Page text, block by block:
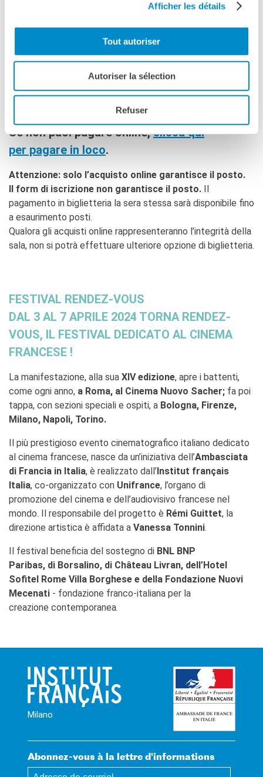
Afficher les détails
Tout autoriser
Autoriser la sélection
Refuser
Clicca qui sotto per acquistare
il biglietto online
In caso di problematiche per l’iscrizione la invitiamo a
contattarci telefonicamente allo 02 48 59 19 40 o
all’indirizzomilano@institutfrancais.it.
Se non puoi pagare online,clicca qui
per pagare in loco.
Attenzione: solo l’acquisto online garantisce il posto.
Il form di iscrizione non garantisce il posto. Il
pagamento in biglietteria la sera stessa sarà disponibile fino
a esaurimento posti.
Qualora gli acquisti online rappresenteranno l’integrità della
sala, non si potrà effettuare ulteriore opzione di biglietteria.
FESTIVAL RENDEZ-VOUS
DAL 3 AL 7 APRILE 2024 TORNA RENDEZ-
VOUS, IL FESTIVAL DEDICATO AL CINEMA
FRANCESE !
La manifestazione, alla sua XIV edizione, apre i battenti,
come ogni anno, a Roma, al Cinema Nuovo Sacher; fa poi
tappa, con sezioni speciali e ospiti, a Bologna, Firenze,
Milano, Napoli, Torino.
Il più prestigioso evento cinematografico italiano dedicato
al cinema francese, nasce da un’iniziativa dell’Ambasciata
di Francia in Italia, è realizzato dall’Institut français
Italia, co-organizzato con Unifrance, l’organo di
promozione del cinema e dell’audiovisivo francese nel
mondo. Il responsabile del progetto è Rémi Guittet, la
direzione artistica è affidata a Vanessa Tonnini.
Il festival beneficia del sostegno di BNL BNP
Paribas, di Borsalino, di Château Livran, dell’Hotel
Sofitel Rome Villa Borghese e della Fondazione Nuovi
Mecenati - fondazione franco-italiana per la
creazione contemporanea.
Milano
Abonnez-vous à la lettre d'informations